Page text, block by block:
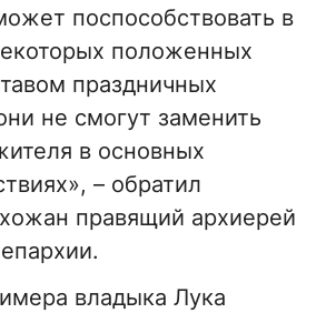
поспособствовать в
положенных
праздничных
не смогут заменить
в основных
– обратил
правящий архиерей
владыка Лука